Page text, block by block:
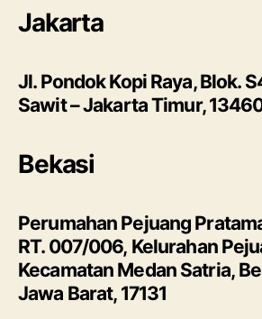
Jakarta
Jl. Pondok Kopi Raya, Blok.
Sawit – Jakarta Timur,
Bekasi
Perumahan Pejuang
RT. 007/006, Kelurahan
Kecamatan Medan Satria,
Jawa Barat, 17131